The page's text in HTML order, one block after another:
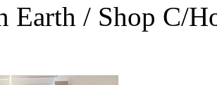
Earth / Shop C/